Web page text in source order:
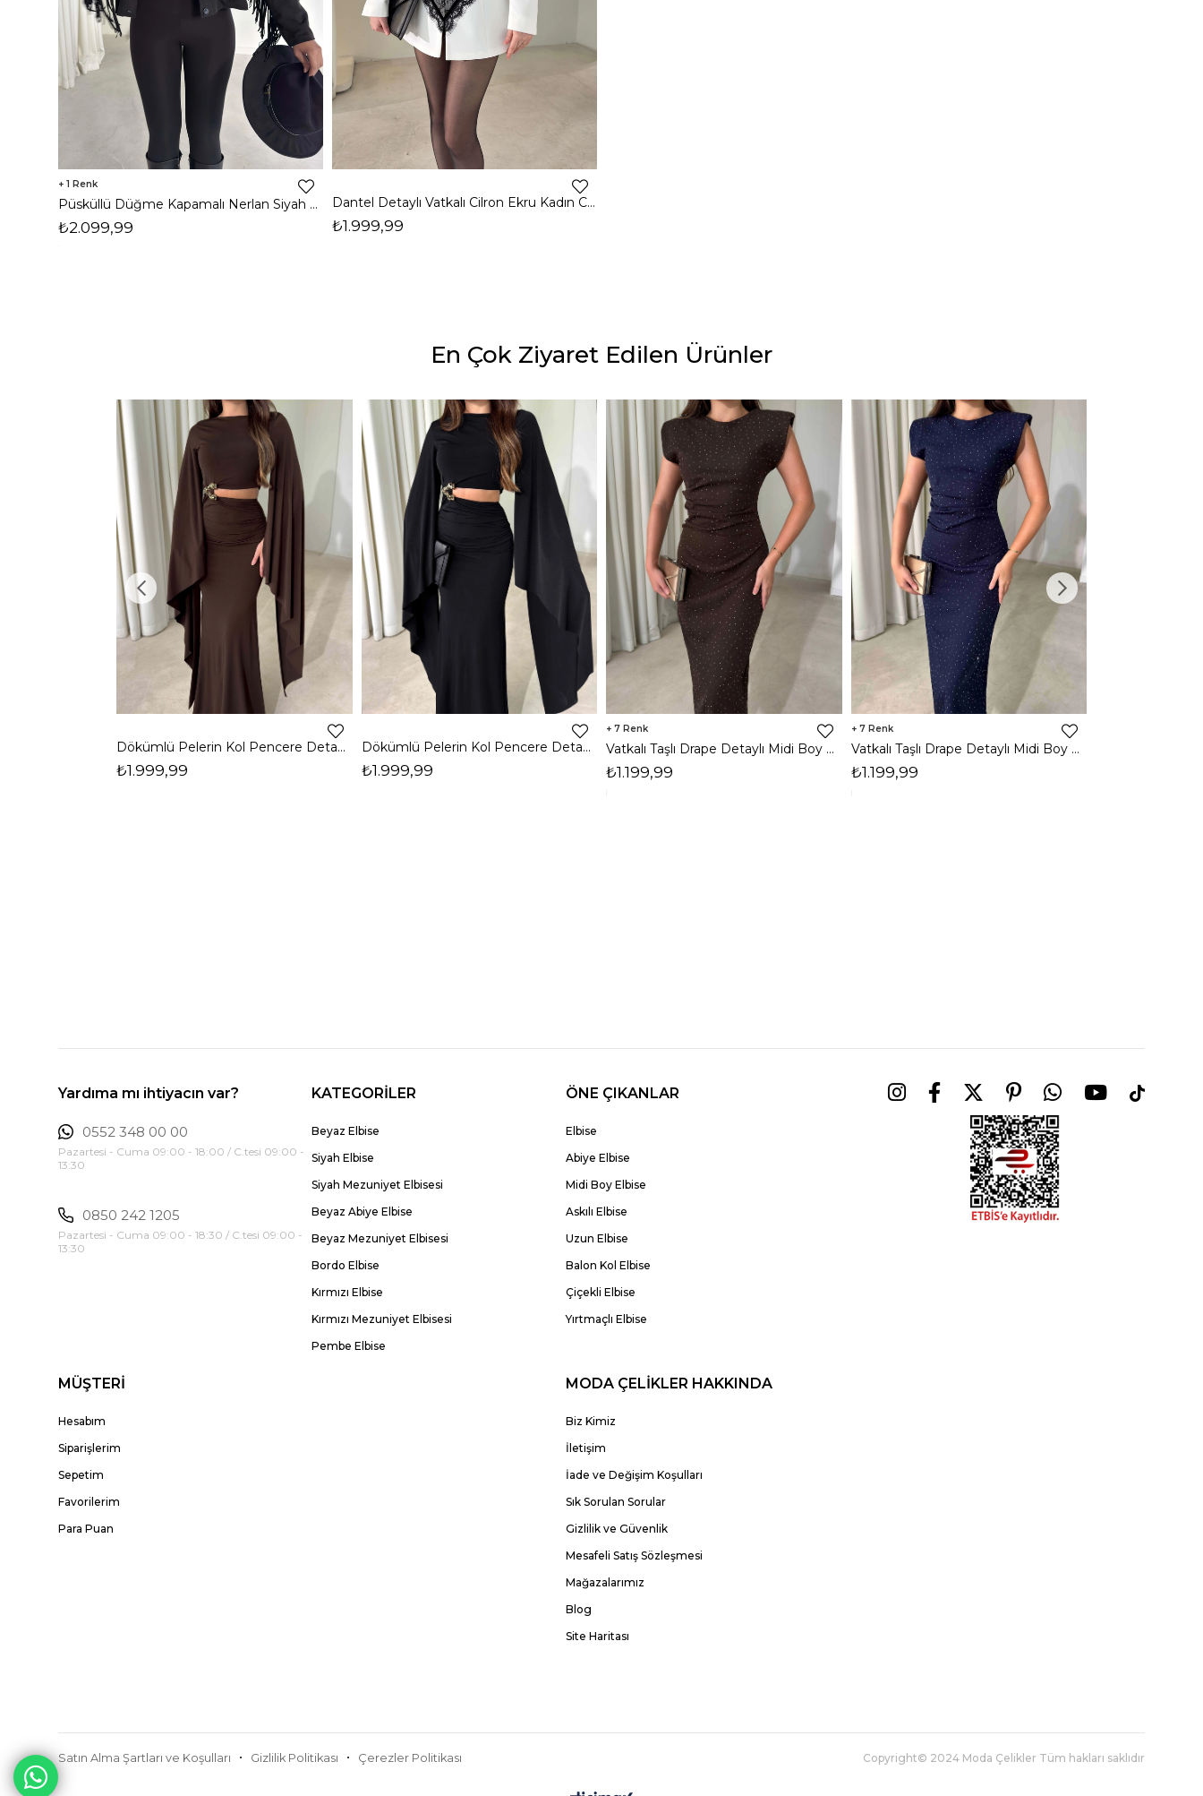
1
Püsküllü Düğme Kapamalı Nerlan Siyah Kadın Ceket 26K336
₺2.099,99
Dantel Detaylı Vatkalı Cilron Ekru Kadın Ceket 26Y010
₺1.999,99
En Çok Ziyaret Edilen Ürünler
Dökümlü Pelerin Kol Pencere Detaylı Maxi Kahverengi Arlev Kadın Elbise 26Y511
₺1.999,99
Dökümlü Pelerin Kol Pencere Detaylı Maxi Siyah Arlev Kadın Elbise 26Y511
₺1.999,99
7
Vatkalı Taşlı Drape Detaylı Midi Boy Kahverengi Jesep Kadın Elbise 26Y282
₺1.199,99
7
Vatkalı Taşlı Drape Detaylı Midi Boy Lacivert Jesep Kadın Elbise 26Y282
₺1.199,99
Yardıma mı ihtiyacın var?
0552 348 00 00
Pazartesi - Cuma 09:00 - 18:00 / C.tesi 09:00 -
13:30
0850 242 1205
Pazartesi - Cuma 09:00 - 18:30 / C.tesi 09:00 -
13:30
KATEGORİLER
Beyaz Elbise
Siyah Elbise
Siyah Mezuniyet Elbisesi
Beyaz Abiye Elbise
Beyaz Mezuniyet Elbisesi
Bordo Elbise
Kırmızı Elbise
Kırmızı Mezuniyet Elbisesi
Pembe Elbise
ÖNE ÇIKANLAR
Elbise
Abiye Elbise
Midi Boy Elbise
Askılı Elbise
Uzun Elbise
Balon Kol Elbise
Çiçekli Elbise
Yırtmaçlı Elbise
MÜŞTERİ
Hesabım
Siparişlerim
Sepetim
Favorilerim
Para Puan
MODA ÇELİKLER HAKKINDA
Biz Kimiz
İletişim
İade ve Değişim Koşulları
Sık Sorulan Sorular
Gizlilik ve Güvenlik
Mesafeli Satış Sözleşmesi
Mağazalarımız
Blog
Site Haritası
Satın Alma Şartları ve Koşulları Gizlilik Politikası Çerezler Politikası Copyright© 2024 Moda Çelikler Tüm hakları saklıdır